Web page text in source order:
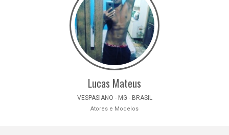
Lucas Mateus
VESPASIANO - MG - BRASIL
Atores e Modelos